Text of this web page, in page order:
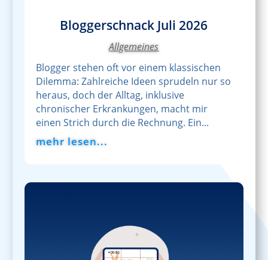
Bloggerschnack Juli 2026
Allgemeines
Blogger stehen oft vor einem klassischen
Dilemma: Zahlreiche Ideen sprudeln nur so
heraus, doch der Alltag, inklusive
chronischer Erkrankungen, macht mir
einen Strich durch die Rechnung. Ein...
mehr lesen...